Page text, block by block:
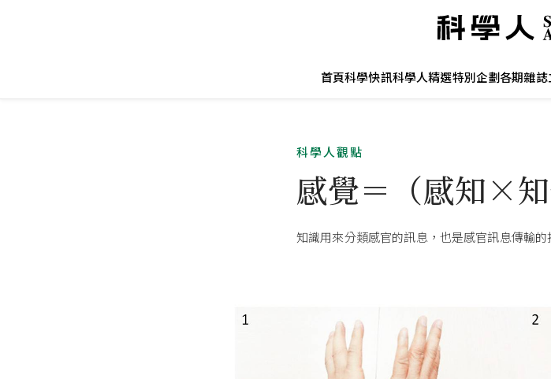
首頁科學快訊科學人精選特別企劃各期雜誌
科學人觀點
感覺＝（感知×
知識用來分類感官的訊息，也是感官訊息傳輸